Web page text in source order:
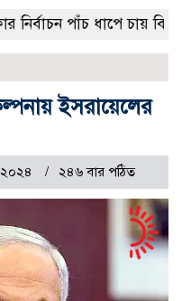
পাঁচ ধাপে চায় বিএনপি
ইসরায়েলের
২৪৬ বার পঠিত